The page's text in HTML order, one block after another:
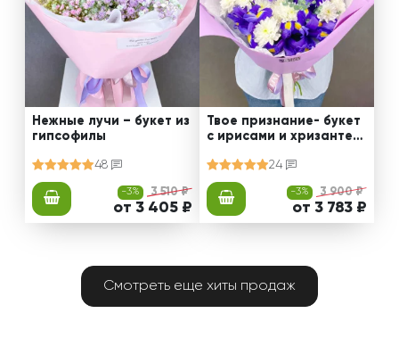
Нежные лучи – букет из
гипсофилы
48
-3% 3 510 ₽
от 3 405 ₽
Твое признание- букет
с ирисами и хризантем
24
-3% 3 900 ₽
от 3 783 ₽
Смотреть еще хиты продаж